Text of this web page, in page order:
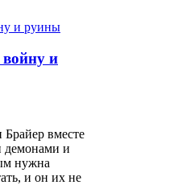
и
Брайер вместе
демонами и
нужна
и он их не